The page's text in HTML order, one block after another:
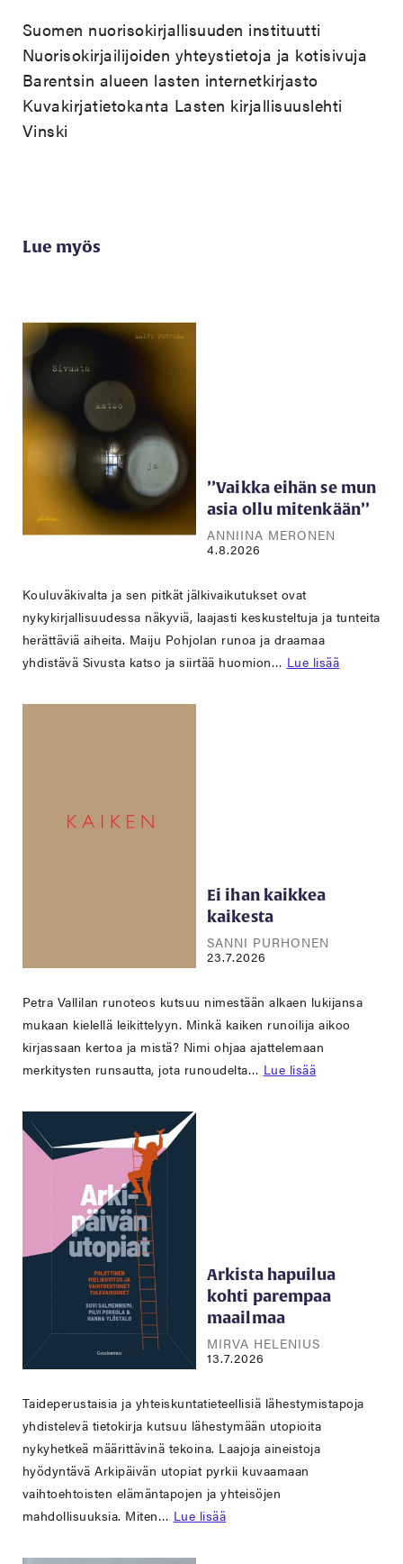
Suomen nuorisokirjallisuuden instituutti
Nuorisokirjailijoiden yhteystietoja ja kotisivuja
Barentsin alueen lasten internetkirjasto
Kuvakirjatietokanta Lasten kirjallisuuslehti
Vinski
Lue myös
’’Vaikka eihän se mun
asia ollu mitenkään’’
ANNIINA MERONEN
4.8.2026
Kouluväkivalta ja sen pitkät jälkivaikutukset ovat
nykykirjallisuudessa näkyviä, laajasti keskusteltuja ja tunteita
herättäviä aiheita. Maiju Pohjolan runoa ja draamaa
yhdistävä Sivusta katso ja siirtää huomion… Lue lisää
Ei ihan kaikkea
kaikesta
SANNI PURHONEN
23.7.2026
Petra Vallilan runoteos kutsuu nimestään alkaen lukijansa
mukaan kielellä leikittelyyn. Minkä kaiken runoilija aikoo
kirjassaan kertoa ja mistä? Nimi ohjaa ajattelemaan
merkitysten runsautta, jota runoudelta… Lue lisää
Arkista hapuilua
kohti parempaa
maailmaa
MIRVA HELENIUS
13.7.2026
Taideperustaisia ja yhteiskuntatieteellisiä lähestymistapoja
yhdistelevä tietokirja kutsuu lähestymään utopioita
nykyhetkeä määrittävinä tekoina. Laajoja aineistoja
hyödyntävä Arkipäivän utopiat pyrkii kuvaamaan
vaihtoehtoisten elämäntapojen ja yhteisöjen
mahdollisuuksia. Miten… Lue lisää